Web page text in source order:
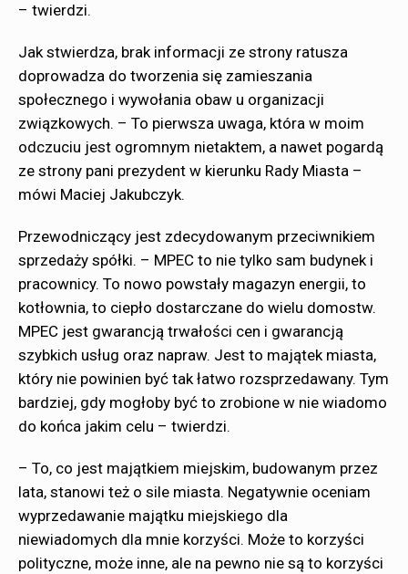
– twierdzi.
Jak stwierdza, brak informacji ze strony ratusza
doprowadza do tworzenia się zamieszania
społecznego i wywołania obaw u organizacji
związkowych. – To pierwsza uwaga, która w moim
odczuciu jest ogromnym nietaktem, a nawet pogardą
ze strony pani prezydent w kierunku Rady Miasta –
mówi Maciej Jakubczyk.
Przewodniczący jest zdecydowanym przeciwnikiem
sprzedaży spółki. – MPEC to nie tylko sam budynek i
pracownicy. To nowo powstały magazyn energii, to
kotłownia, to ciepło dostarczane do wielu domostw.
MPEC jest gwarancją trwałości cen i gwarancją
szybkich usług oraz napraw. Jest to majątek miasta,
który nie powinien być tak łatwo rozsprzedawany. Tym
bardziej, gdy mogłoby być to zrobione w nie wiadomo
do końca jakim celu – twierdzi.
– To, co jest majątkiem miejskim, budowanym przez
lata, stanowi też o sile miasta. Negatywnie oceniam
wyprzedawanie majątku miejskiego dla
niewiadomych dla mnie korzyści. Może to korzyści
polityczne, może inne, ale na pewno nie są to korzyści